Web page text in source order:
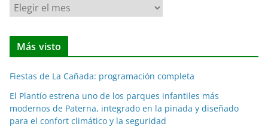
N
o
t
i
a
s
p
Más visto
Fiestas de La Cañada: programación completa
El Plantío estrena uno de los parques infantiles más
modernos de Paterna, integrado en la pinada y diseñado
para el confort climático y la seguridad